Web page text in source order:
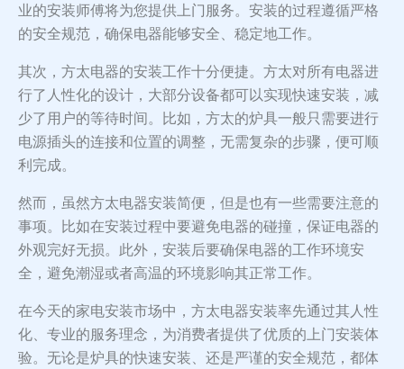
业的安装师傅将为您提供上门服务。安装的过程遵循严格
的安全规范，确保电器能够安全、稳定地工作。
其次，方太电器的安装工作十分便捷。方太对所有电器进
行了人性化的设计，大部分设备都可以实现快速安装，减
少了用户的等待时间。比如，方太的炉具一般只需要进行
电源插头的连接和位置的调整，无需复杂的步骤，便可顺
利完成。
然而，虽然方太电器安装简便，但是也有一些需要注意的
事项。比如在安装过程中要避免电器的碰撞，保证电器的
外观完好无损。此外，安装后要确保电器的工作环境安
全，避免潮湿或者高温的环境影响其正常工作。
在今天的家电安装市场中，方太电器安装率先通过其人性
化、专业的服务理念，为消费者提供了优质的上门安装体
验。无论是炉具的快速安装、还是严谨的安全规范，都体